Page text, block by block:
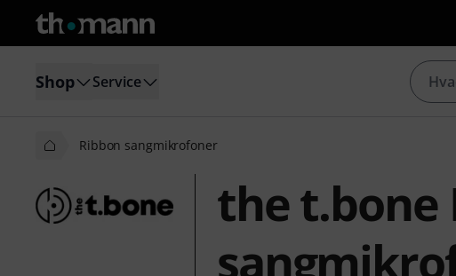
Shop Service
Ribbon sangmikrofoner
the t.bone